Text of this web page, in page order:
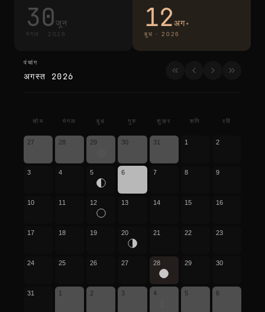
30जून
मंगल · 2026
12अग॰
बुध · 2026
पंचांग
पंचांग
अगस्त 2026
सोम मंगल बुध गुरु शुक्र शनि रवि
27 28 29 30 31 1 2
3 4 5 6 7 8 9
10 11 12 13 14 15 16
17 18 19 20 21 22 23
24 25 26 27 28 29 30
31 1 2 3 4 5 6